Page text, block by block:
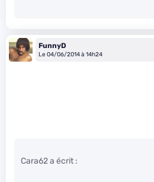
FunnyD
Le 04/06/2014 à 14h24
Cara62 a écrit :